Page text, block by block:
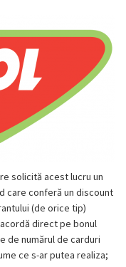
solicită acest lucru un
care conferă un discount
(de orice tip)
direct pe bonul
de numărul de carduri
ce s-ar putea realiza;